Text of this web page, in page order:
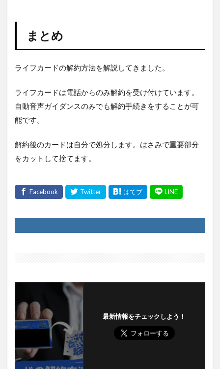
まとめ
ライフカードの解約方法を解説してきました。
ライフカードは電話からのみ解約を受け付けています。
自動音声ガイダンスのみでも解約手続きをすることが可
能です。
解約後のカードは自分で処分します。はさみで重要部分
をカットして捨てます。
最新情報をチェックしよう！